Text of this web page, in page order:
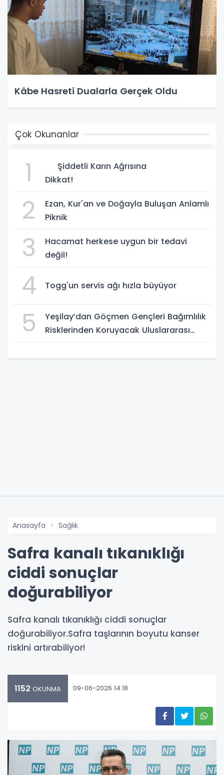
Kâbe Hasreti Dualarla Gerçek Oldu
Çok Okunanlar
1
Şiddetli Karın Ağrısına
Dikkat!
2
Ezan, Kur'an ve Doğayla Buluşan Anlamlı
Piknik
3
Hacamat herkese uygun bir tedavi
değil!
4 Togg'un servis ağı hızla büyüyor
5
Yeşilay’dan Göçmen Gençleri Bağımlılık
Risklerinden Koruyacak Uluslararası
Anasayfa Sağlık
Safra kanalı tıkanıklığı
ciddi sonuçlar
doğurabiliyor
Safra kanalı tıkanıklığı ciddi sonuçlar
doğurabiliyor.Safra taşlarının boyutu kanser
riskini artırabiliyor!
1152 OKUNMA 09-06-2026 14:18